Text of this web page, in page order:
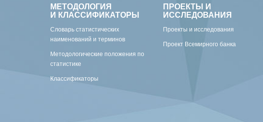
МЕТОДОЛОГИЯ
И КЛАССИФИКАТОРЫ
Словарь статистических
наименований и терминов
Методологические положения по
статистике
Классификаторы
ПРОЕКТЫ И
ИССЛЕДОВАНИЯ
Проекты и исследования
Проект Всемирного банка